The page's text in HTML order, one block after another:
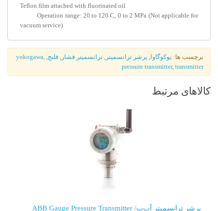
Teflon film attached with fluorinated oil
Operation range: 20 to 120 C, 0 to 2 MPa
پرشر ترانسمیتر, ترانسمیتر فشار ,فلنج,
yokogawa,
pressure